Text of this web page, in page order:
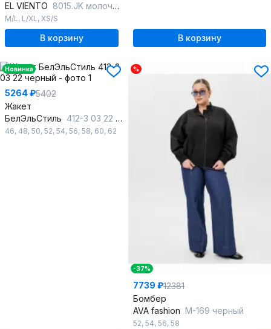
EL VIENTO 8015.JK молочный
M/L, L/XL, XS/S
В корзину В корзину
Новинка
5264 ₽5402
Жакет
БелЭльСтиль 412-3 03 22 черный
46, 48, 50, 52, 54, 56, 58, 60, 62
%
-37%
7739 ₽12381
Бомбер
AVA fashion М-169 черный
52, 54, 56, 58